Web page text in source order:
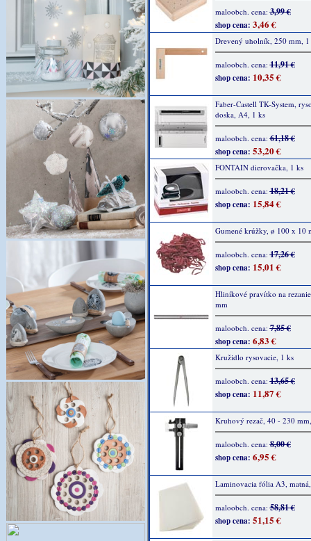
maloobch. cena:3,99 €
shop cena: 3,46 €
Drevený uholník, 250 mm, 1
maloobch. cena:11,91 €
shop cena: 10,35 €
Faber-Castell TK-System,
doska, A4, 1 ks
maloobch. cena:61,18 €
shop cena: 53,20 €
FONTAIN dierovačka, 1 ks
maloobch. cena:18,21 €
shop cena: 15,84 €
Gumené krúžky, ø 100 x 10
maloobch. cena:17,26 €
shop cena: 15,01 €
Hliníkové pravítko na
mm
maloobch. cena:7,85 €
shop cena: 6,83 €
Kružidlo rysovacie, 1 ks
maloobch. cena:13,65 €
shop cena: 11,87 €
Kruhový rezač, 40 - 230
maloobch. cena:8,00 €
shop cena: 6,95 €
Laminovacia fólia A3,
maloobch. cena:58,81 €
shop cena: 51,15 €